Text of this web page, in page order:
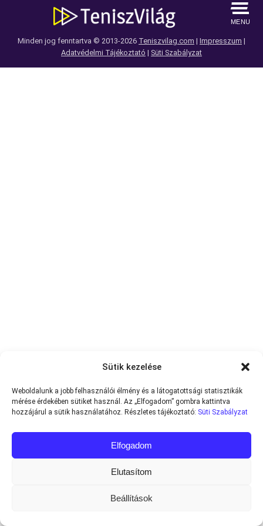
Sütik kezelése
Weboldalunk a jobb felhasználói élmény és a látogatottsági statisztikák
mérése érdekében sütiket használ. Az „Elfogadom” gombra kattintva
hozzájárul a sütik használatához. Részletes tájékoztató: Süti Szabályzat
Elfogadom
Elutasítom
Beállítások
MENU
Minden jog fenntartva © 2013-2026 Teniszvilag.com | Impresszum |
Adatvédelmi Tájékoztató | Süti Szabályzat